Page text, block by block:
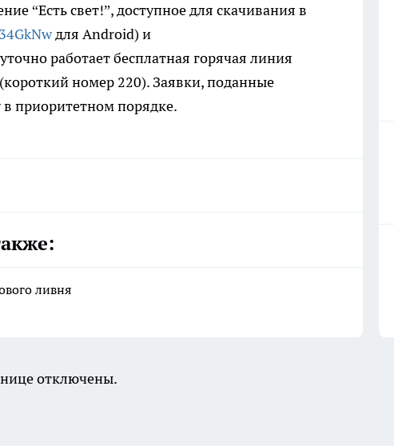
“Есть свет!”, доступное для скачивания в
для Android) и
работает бесплатная горячая линия
номер 220). Заявки, поданные
приоритетном порядке.
ливня
отключены.